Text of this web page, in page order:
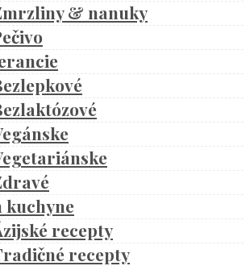
& nanuky
recepty
recepty